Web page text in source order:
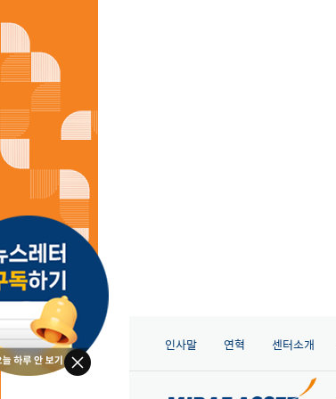
인사말 연혁 센터소개